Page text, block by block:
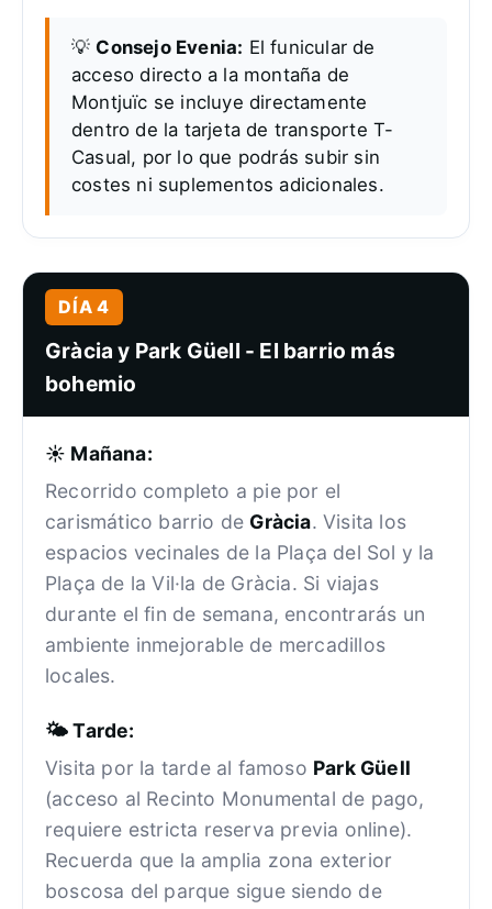
💡 Consejo Evenia: El funicular de
acceso directo a la montaña de
Montjuïc se incluye directamente
dentro de la tarjeta de transporte T-
Casual, por lo que podrás subir sin
costes ni suplementos adicionales.
DÍA 4
Gràcia y Park Güell - El barrio más
bohemio
☀️ Mañana:
Recorrido completo a pie por el
carismático barrio de Gràcia. Visita los
espacios vecinales de la Plaça del Sol y la
Plaça de la Vil·la de Gràcia. Si viajas
durante el fin de semana, encontrarás un
ambiente inmejorable de mercadillos
locales.
🌤️ Tarde:
Visita por la tarde al famoso Park Güell
(acceso al Recinto Monumental de pago,
requiere estricta reserva previa online).
Recuerda que la amplia zona exterior
boscosa del parque sigue siendo de